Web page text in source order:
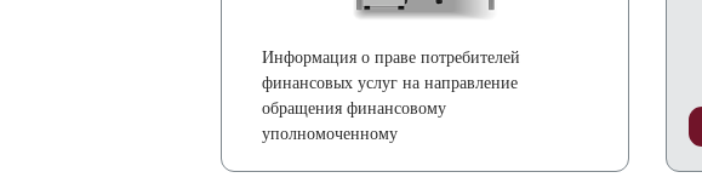
Информация о праве потребителей
финансовых услуг на направление
обращения финансовому
уполномоченному